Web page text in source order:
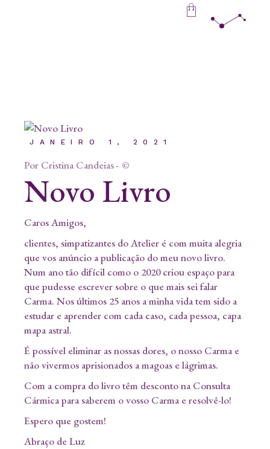
JANEIRO 1, 2021
Por Cristina Candeias ©
Novo Livro
Caros Amigos,
clientes, simpatizantes do Atelier é com muita alegria
que vos anúncio a publicação do meu novo livro.
Num ano tão difícil como o 2020 criou espaço para
que pudesse escrever sobre o que mais sei falar
Carma. Nos últimos 25 anos a minha vida tem sido a
estudar e aprender com cada caso, cada pessoa, capa
mapa astral.
É possível eliminar as nossas dores, o nosso Carma e
não vivermos aprisionados a magoas e lágrimas.
Com a compra do livro têm desconto na Consulta
Cármica para saberem o vosso Carma e resolvê-lo!
Espero que gostem!
Abraço de Luz